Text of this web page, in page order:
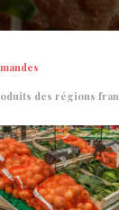
des régions